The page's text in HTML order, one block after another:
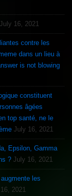
July 16, 2021
contre les
dans un lieu à
is not blowing
constituent
âgées
top santé, ne le
July 16, 2021
Epsilon, Gamma
? July 16, 2021
les
2021